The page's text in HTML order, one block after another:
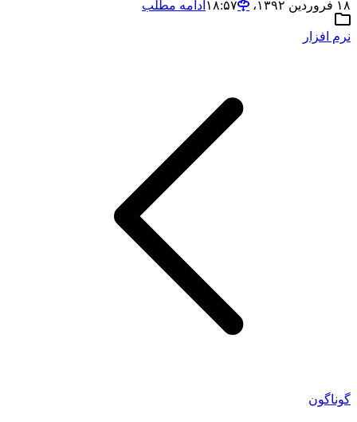
۱۸ فروردین ۱۳۹۲،‏ ۱۸:۵۷
ادامه مطلب
نرم افزار
گوناگون